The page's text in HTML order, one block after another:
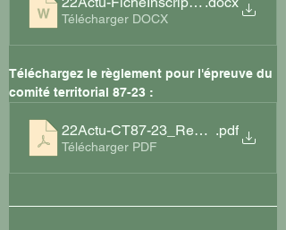
Télécharger DOCX
Téléchargez le règlement pour l'épreuve du
comité territorial 87-23 :
22Actu-CT87-23_Reglement P&P
.pdf
Télécharger PDF